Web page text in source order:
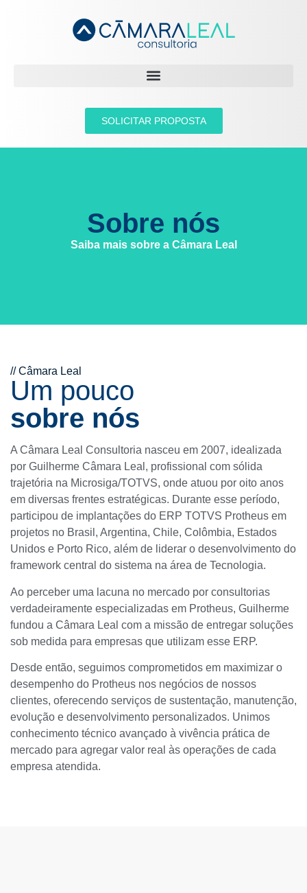
SOLICITAR PROPOSTA
Sobre nós
Saiba mais sobre a Câmara Leal
// Câmara Leal
Um pouco
sobre nós
A Câmara Leal Consultoria nasceu em 2007, idealizada
por Guilherme Câmara Leal, profissional com sólida
trajetória na Microsiga/TOTVS, onde atuou por oito anos
em diversas frentes estratégicas. Durante esse período,
participou de implantações do ERP TOTVS Protheus em
projetos no Brasil, Argentina, Chile, Colômbia, Estados
Unidos e Porto Rico, além de liderar o desenvolvimento do
framework central do sistema na área de Tecnologia.
Ao perceber uma lacuna no mercado por consultorias
verdadeiramente especializadas em Protheus, Guilherme
fundou a Câmara Leal com a missão de entregar soluções
sob medida para empresas que utilizam esse ERP.
Desde então, seguimos comprometidos em maximizar o
desempenho do Protheus nos negócios de nossos
clientes, oferecendo serviços de sustentação, manutenção,
evolução e desenvolvimento personalizados. Unimos
conhecimento técnico avançado à vivência prática de
mercado para agregar valor real às operações de cada
empresa atendida.